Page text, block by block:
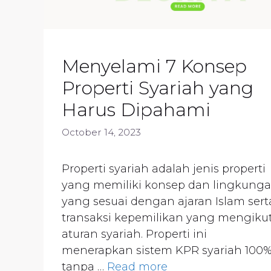
Menyelami 7 Konsep
Properti Syariah yang
Harus Dipahami
October 14, 2023
Properti syariah adalah jenis properti
yang memiliki konsep dan
yang sesuai dengan ajaran Islam
transaksi kepemilikan yang
aturan syariah. Properti ini
menerapkan sistem KPR syariah 100%
tanpa … Read more